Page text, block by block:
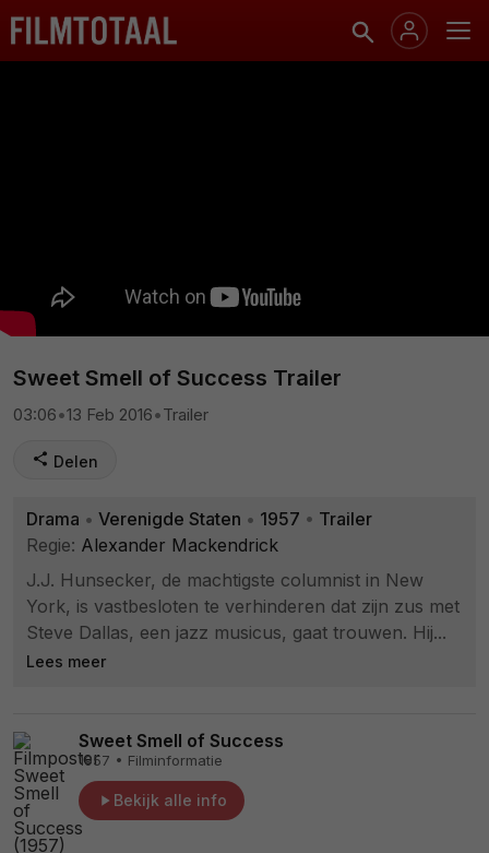
Sweet Smell of Success Trailer
03:06•13 Feb 2016•Trailer
Delen
Drama • Verenigde Staten • 1957 • Trailer
Regie: Alexander Mackendrick
J.J. Hunsecker, de machtigste columnist in New
York, is vastbesloten te verhinderen dat zijn zus met
Steve Dallas, een jazz musicus, gaat trouwen. Hij...
Lees meer
Sweet Smell of Success
1957 • Filminformatie
Bekijk alle info